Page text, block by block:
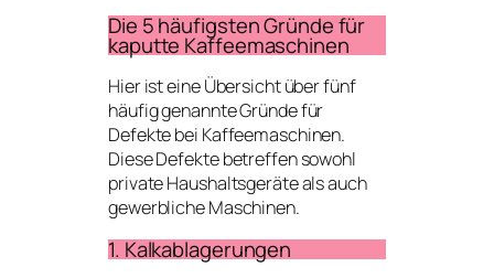
Die 5 häufigsten Gründe für
kaputte Kaffeemaschinen
Hier ist eine Übersicht über fünf
häufig genannte Gründe für
Defekte bei Kaffeemaschinen.
Diese Defekte betreffen sowohl
private Haushaltsgeräte als auch
gewerbliche Maschinen.
1. Kalkablagerungen